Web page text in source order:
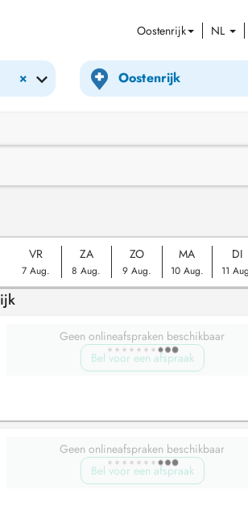
Oostenrijk NL
×
VR
7 Aug.
ZA
8 Aug.
ZO
9 Aug.
MA
10 Aug.
DI
11
Geen onlineafspraken beschikbaar
Bel voor een afspraak
Geen onlineafspraken beschikbaar
Bel voor een afspraak